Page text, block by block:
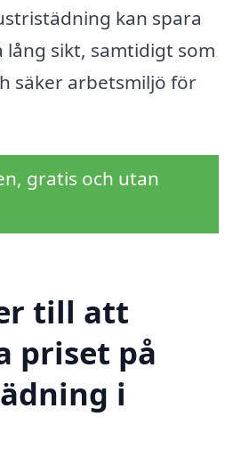
kan spara
sikt, samtidigt som
säker arbetsmiljö för
gratis och utan
till att
priset på
i